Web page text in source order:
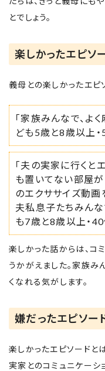
とでしょう。
楽しかったエピソ
義母との楽しかったエピ
「家族みんなで、よ
ども5歳と8歳以上・
「夫の実家に行くと
も置いてない部屋が
のエクササイズ動画
夫私息子たちみんな
も7歳と8歳以上・40
楽しかった話からは、コ
うかがえました。家族み
くなれる気がします。
嫌だったエピソー
楽しかったエピソードと
実家とのコミュニケーシ